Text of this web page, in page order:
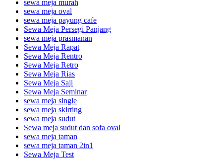
sewa meja murah
sewa meja oval
sewa meja payung cafe
Sewa Meja Persegi Panjang
sewa meja prasmanan
Sewa Meja Rapat
Sewa Meja Rentro
Sewa Meja Retro
Sewa Meja Rias
Sewa Meja Saji
Sewa Meja Seminar
sewa meja single
sewa meja skirting
sewa meja sudut
Sewa meja sudut dan sofa oval
sewa meja taman
sewa meja taman 2in1
Sewa Meja Test